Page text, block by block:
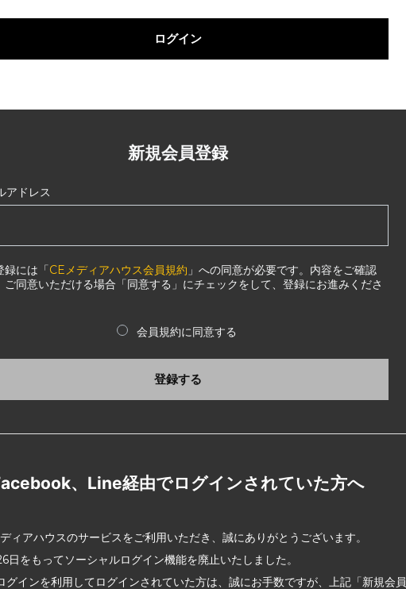
ログイン
新規会員登録
アドレス
録には「CEメディアハウス会員規約 」への同意が必要です。内容をご確認
ご同意いただける場合「同意する」にチェックをして、登録にお進みくださ
会員規約に同意する
登録する
、Line経由でログインされていた方へ
ィアハウスのサービスをご利用いただき、誠にありがとうございます。
日をもってソーシャルログイン機能を廃止いたしました。
グインを利用してログインされていた方は、誠にお手数ですが、上記「新規会員